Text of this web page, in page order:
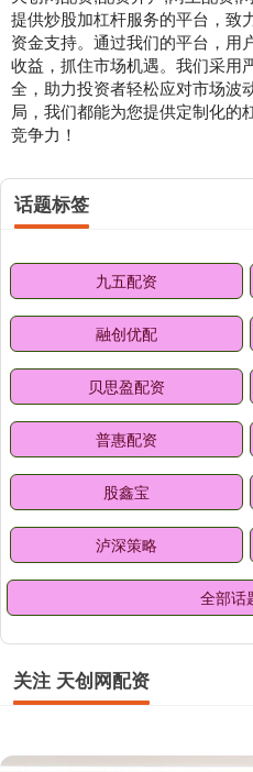
提供炒股加杠杆服务的平台，致
资金支持。通过我们的平台，用
收益，抓住市场机遇。我们采用
全，助力投资者轻松应对市场波
局，我们都能为您提供定制化的
竞争力！
话题标签
九五配资
融创优配
贝思盈配资
普惠配资
股鑫宝
泸深策略
全部话
关注 天创网配资